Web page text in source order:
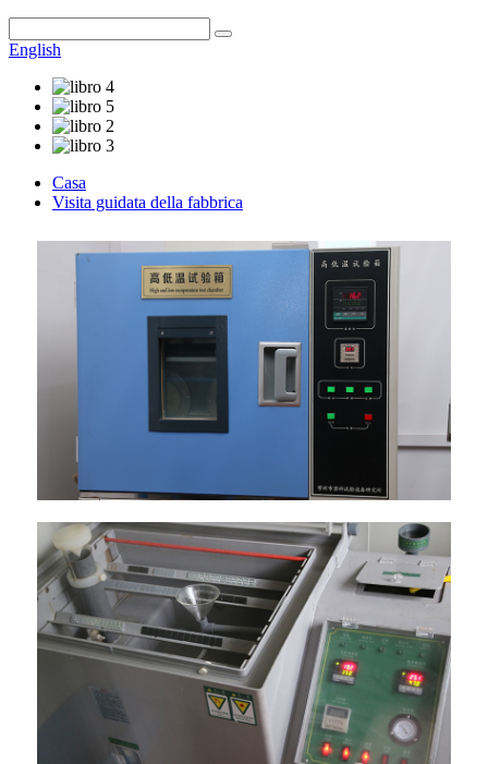
English
Casa
Visita guidata della fabbrica